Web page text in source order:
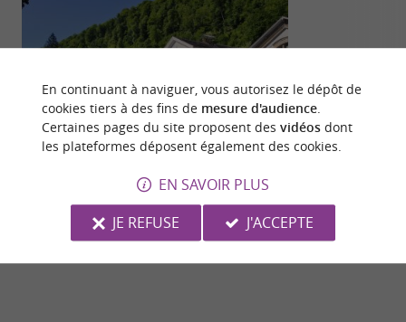
plus sulfurées des Pyrénées, font peau
105 m - Bagnères-de-Luchon
Détente
En continuant à naviguer, vous autorisez le dépôt de
cookies tiers à des fins de mesure d'audience.
Certaines pages du site proposent des vidéosdont
les plateformes déposent également des cookies.
EN SAVOIR PLUS
JE REFUSE
J'ACCEPTE